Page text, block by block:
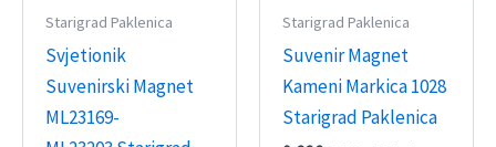
Starigrad Paklenica
Svjetionik
Suvenirski Magnet
ML23169-
Starigrad Paklenica
Suvenir Magnet
Kameni Markica 1028
Starigrad Paklenica